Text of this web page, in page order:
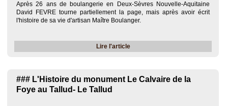
Après 26 ans de boulangerie en Deux-Sèvres Nouvelle-Aquitaine
David FEVRE tourne partiellement la page, mais après avoir écrit
l'histoire de sa vie d'artisan Maître Boulanger.
Lire l'article
### L'Histoire du monument Le Calvaire de la
Foye au Tallud- Le Tallud